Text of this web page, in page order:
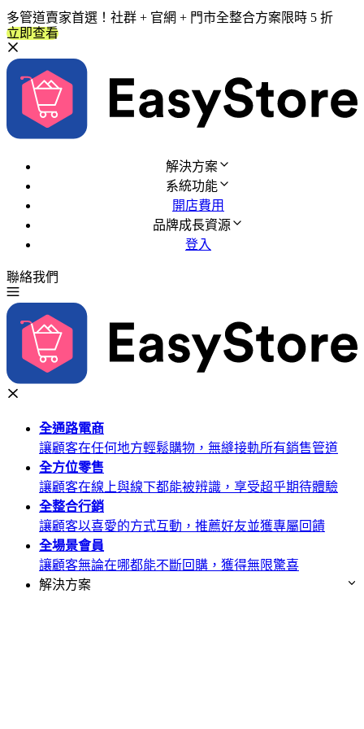
多管道賣家首選！社群 + 官網 + 門市全整合方案限時 5 折
立即查看
解決方案
系統功能
開店費用
品牌成長資源
登入
聯絡我們
全通路電商
讓顧客在任何地方輕鬆購物，無縫接軌所有銷售管道
全方位零售
讓顧客在線上與線下都能被辨識，享受超乎期待體驗
全整合行銷
讓顧客以喜愛的方式互動，推薦好友並獲專屬回饋
全場景會員
讓顧客無論在哪都能不斷回購，獲得無限驚喜
解決方案